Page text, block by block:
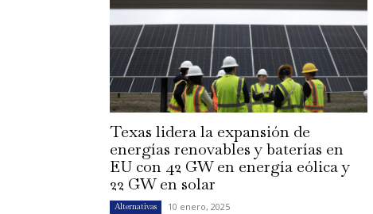
Texas lidera la expansión de
energías renovables y baterías en
EU con 42 GW en energía eólica y
22 GW en solar
Alternativas 10 enero, 2025